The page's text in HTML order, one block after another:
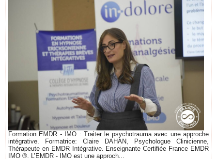
Formation EMDR - IMO : Traiter le psychotrauma avec une approche
intégrative. Formatrice: Claire DAHAN, Psychologue Clinicienne,
Thérapeute en EMDR Intégrative. Enseignante Certifiée France EMDR
IMO ®. L’EMDR - IMO est une approch...